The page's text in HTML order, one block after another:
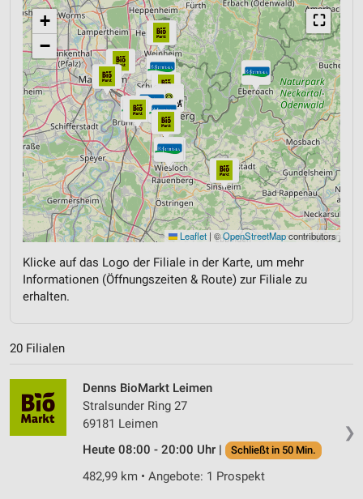
⛶
+
−
Leaflet | ©OpenStreetMapcontributors
Klicke auf das Logo der Filiale in der Karte, um mehr
Informationen (Öffnungszeiten & Route) zur Filiale zu
erhalten.
20 Filialen
❯
Denns BioMarkt Leimen
Stralsunder Ring 27
69181 Leimen
Heute 08:00 - 20:00 Uhr |
Schließt in 50 Min.
482,99 km • Angebote: 1 Prospekt